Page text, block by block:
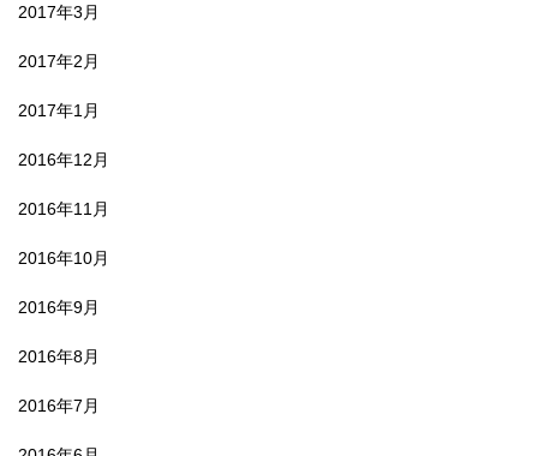
2017年3月
2017年2月
2017年1月
2016年12月
2016年11月
2016年10月
2016年9月
2016年8月
2016年7月